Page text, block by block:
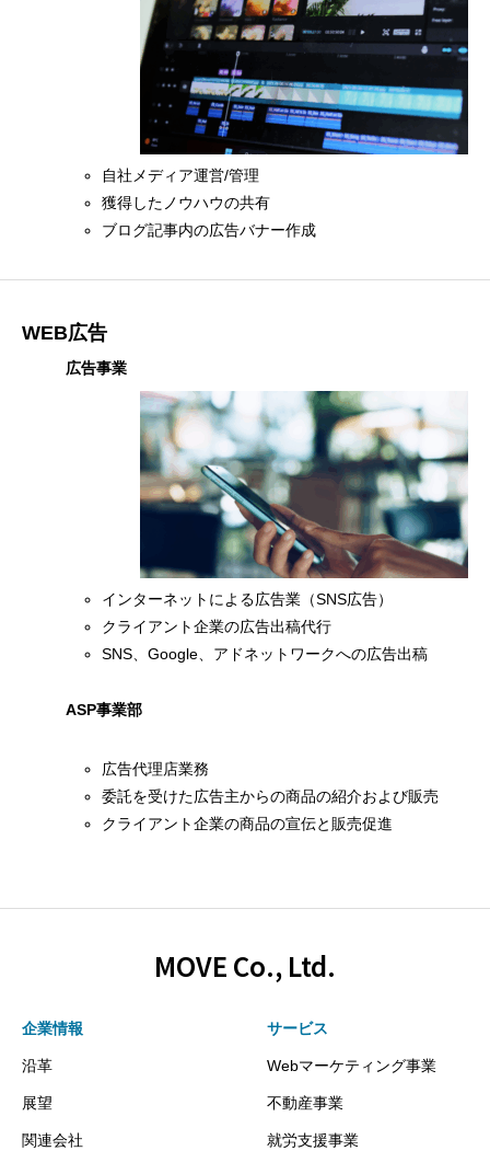
自社メディア運営/管理
獲得したノウハウの共有
ブログ記事内の広告バナー作成
WEB広告
広告事業
インターネットによる広告業（SNS広告）
クライアント企業の広告出稿代行
SNS、Google、アドネットワークへの広告出稿
ASP事業部
広告代理店業務
委託を受けた広告主からの商品の紹介および販売
クライアント企業の商品の宣伝と販売促進
MOVE Co., Ltd.
企業情報
沿革
展望
関連会社
サービス
Webマーケティング事業
不動産事業
就労支援事業